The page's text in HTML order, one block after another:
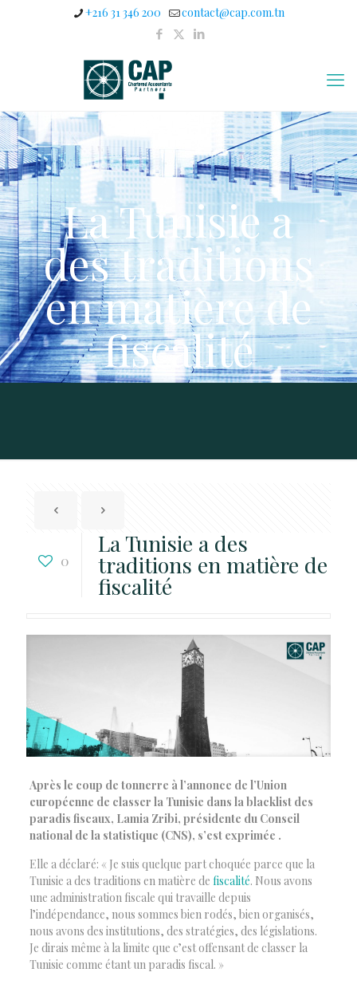
+216 31 346 200 contact@cap.com.tn
La Tunisie a
des traditions
en matière de
fiscalité
0
La Tunisie a des
traditions en matière de
fiscalité
Après le coup de tonnerre à l’annonce de l’Union
européenne de classer la Tunisie dans la blacklist des
paradis fiscaux, Lamia Zribi, présidente du Conseil
national de la statistique (CNS), s’est exprimée .
Elle a déclaré: « Je suis quelque part choquée parce que la
Tunisie a des traditions en matière de fiscalité. Nous avons
une administration fiscale qui travaille depuis
l’indépendance, nous sommes bien rodés, bien organisés,
nous avons des institutions, des stratégies, des législations.
Je dirais même à la limite que c’est offensant de classer la
Tunisie comme étant un paradis fiscal. »